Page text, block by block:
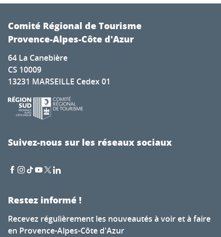
Balade connectée "Tartarin et Complices"
Visite de ferme pédagogique à l'Esat du Grand Réal à La
Fête de Pramousquier
Animation historique "Colmars au Moyen-Âge"
Le Sauze vous accueille
6ème Festival Godemar
Exposition "Camargue sauvage"
Exposition Photographique
Exposition Apnea
Exposition - Gabriel Loppé
Comité Régional de Tourisme
Provence-Alpes-Côte d'Azur
64 La Canebière
CS 10009
13231 MARSEILLE Cedex 01
Suivez-nous sur les réseaux sociaux
Restez informé !
Recevez régulièrement les nouveautés à voir et à faire
en Provence-Alpes-Côte d'Azur